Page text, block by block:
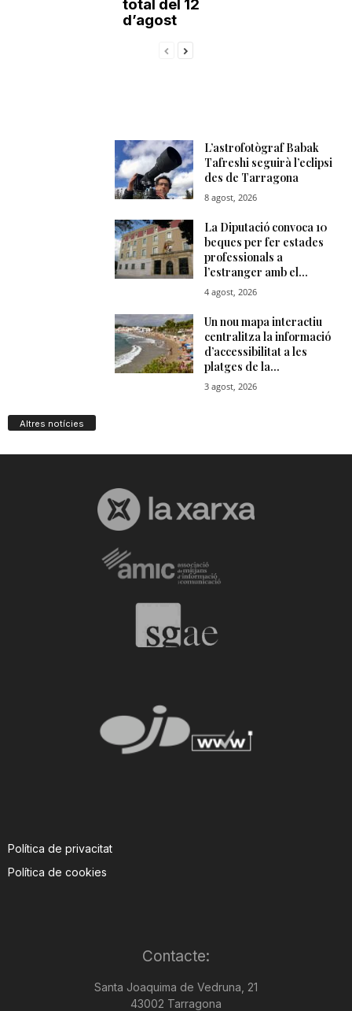
total del 12
d’agost
Altres notícies
Política de privacitat
Política de cookies
Contacte:
Santa Joaquima de Vedruna, 21
43002 Tarragona